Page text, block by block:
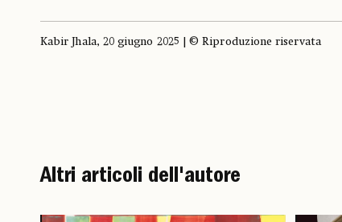
Kabir Jhala, 20 giugno 2025 | © Riproduzione riservata
Altri articoli dell'autore